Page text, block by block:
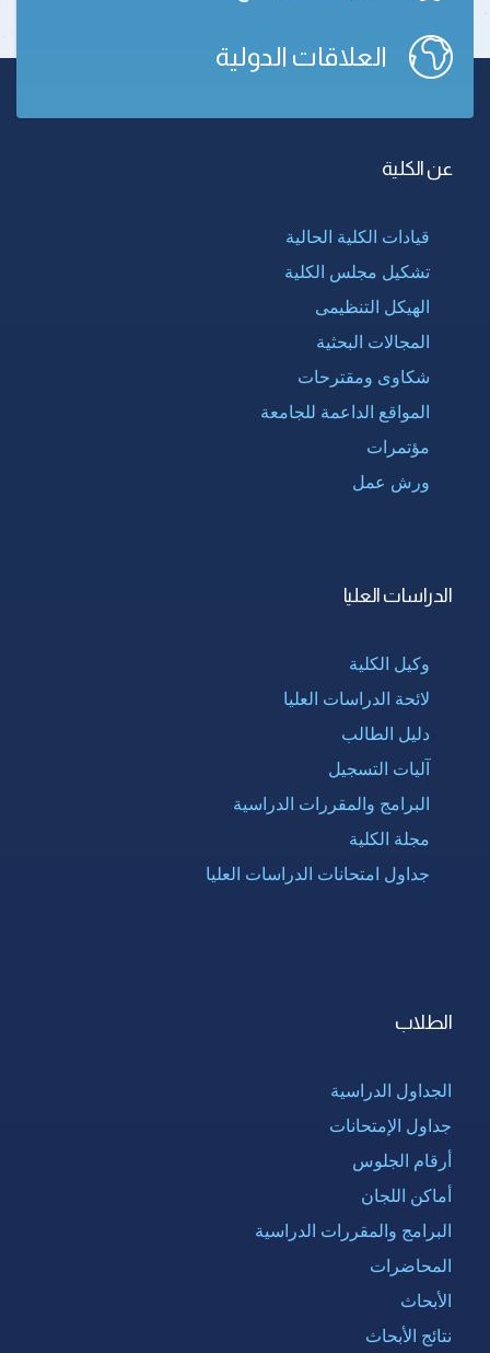
العلاقات الدولية
عن الكلية
قيادات الكلية الحالية
تشكيل مجلس الكلية
الهيكل التنظيمى
المجالات البحثية
شكاوى ومقترحات
المواقع الداعمة للجامعة
مؤتمرات
ورش عمل
الدراسات العليا
وكيل الكلية
لائحة الدراسات العليا
دليل الطالب
آليات التسجيل
البرامج والمقررات الدراسية
مجلة الكلية
جداول امتحانات الدراسات العليا
الطلاب
الجداول الدراسية
جداول الإمتحانات
أرقام الجلوس
أماكن اللجان
البرامج والمقررات الدراسية
المحاضرات
الأبحاث
نتائج الأبحاث